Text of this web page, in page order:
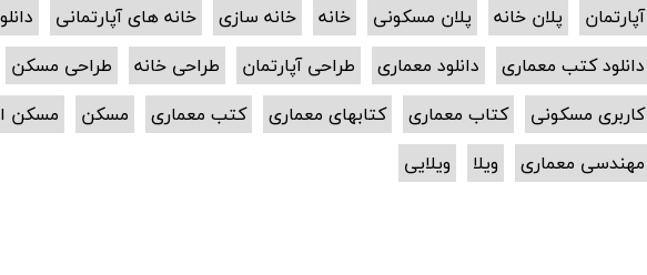
آپارتمان
پلان خانه پلان مسکونی خانه خانه سازی خانه های آپارتمانی
دانلود کتب معماری
دانلود معماری طراحی آپارتمان طراحی خانه
طراحی مسکن
کاربری مسکونی
کتاب معماری کتابهای معماری کتب معماری مسکن
مسکن
مهندسی معماری
ویلا ویلایی